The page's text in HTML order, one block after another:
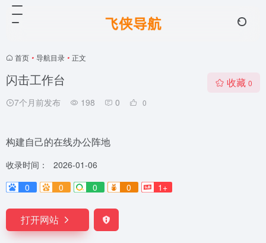
首页 • 导航目录 • 正文
闪击工作台
7个月前发布 198 0 0
收藏 0
构建自己的在线办公阵地
收录时间：
2026-01-06
0
0 0 0 1+
打开网站